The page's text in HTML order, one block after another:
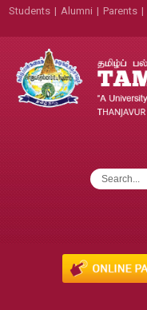
Students | Alumni | Parents |